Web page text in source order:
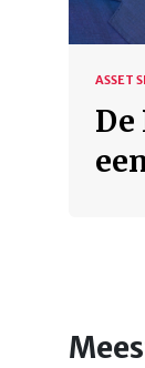
ASSET